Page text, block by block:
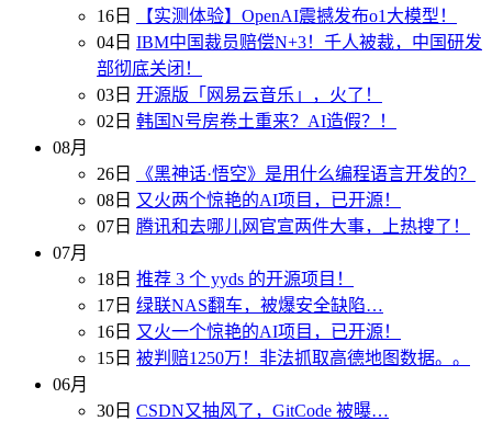
16日
【实测体验】OpenAI震撼发布o1大模型！
04日 IBM中国裁员赔偿N+3！千人被裁，中国研发
部彻底关闭！
03日 开源版「网易云音乐」，火了！
02日 韩国N号房卷土重来？AI造假？！
08月
26日
《黑神话·悟空》是用什么编程语言开发的？
08日 又火两个惊艳的AI项目，已开源！
07日 腾讯和去哪儿网官宣两件大事，上热搜了！
07月
18日 推荐 3 个 yyds 的开源项目！
17日 绿联NAS翻车，被爆安全缺陷…
16日 又火一个惊艳的AI项目，已开源！
15日 被判赔1250万！非法抓取高德地图数据。。
06月
30日 CSDN又抽风了，GitCode 被曝…